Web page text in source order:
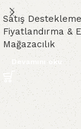
Satış Destekleme
Fiyatlandırma &
Mağazacılık
Devamını oku